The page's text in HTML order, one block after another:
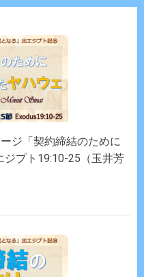
ジ「契約締結のために
ジプト19:10-25（玉井芳